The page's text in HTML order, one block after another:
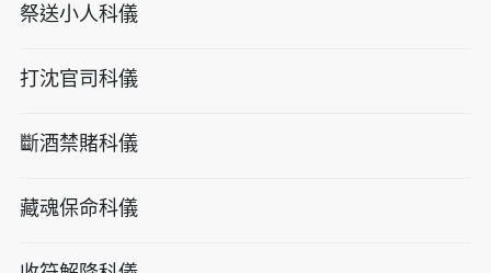
祭送小人科儀
打沈官司科儀
斷酒禁賭科儀
藏魂保命科儀